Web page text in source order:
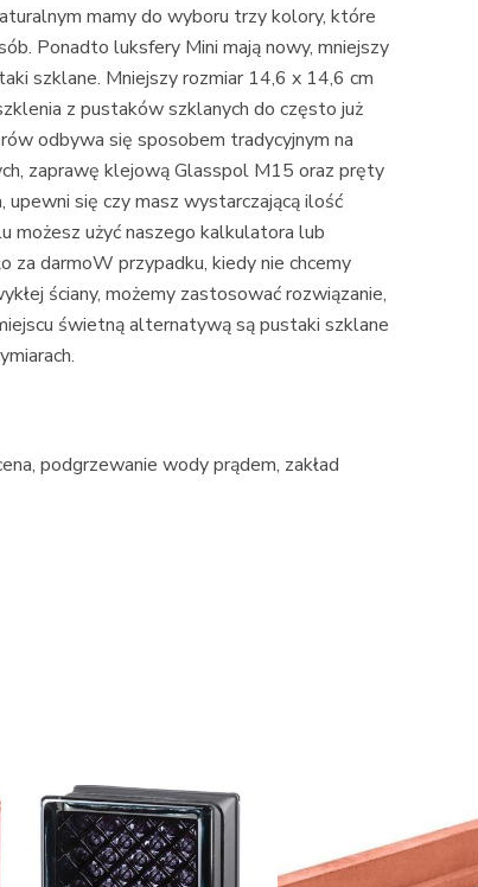
mamy do wyboru trzy kolory, które
Ponadto luksfery Mini mają nowy, mniejszy
szklane. Mniejszy rozmiar 14,6 x 14,6 cm
z pustaków szklanych do często już
odbywa się sposobem tradycyjnym na
zaprawę klejową Glasspol M15 oraz pręty
upewni się czy masz wystarczającą ilość
możesz użyć naszego kalkulatora lub
za darmoW przypadku, kiedy nie chcemy
ściany, możemy zastosować rozwiązanie,
świetną alternatywą są pustaki szklane
podgrzewanie wody prądem, zakład